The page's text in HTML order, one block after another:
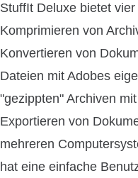
StuffIt Deluxe bietet
Komprimieren von
Konvertieren von
Dateien mit Adobes
"gezippten" Archiven
Exportieren von
mehreren
hat eine einfache